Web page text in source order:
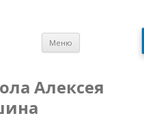
Алексея
Меню
содержимому